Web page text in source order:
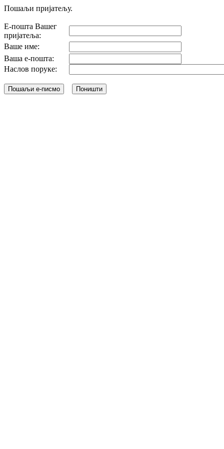
Пошаљи пријатељу.
Е-пошта Вашег
пријатеља:
Ваше име:
Ваша е-пошта:
Наслов поруке: